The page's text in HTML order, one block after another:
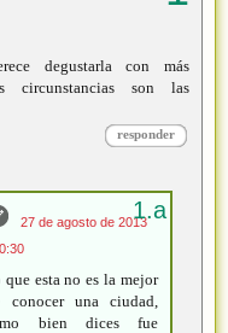
degustarla con más
circunstancias son las
responder
27 de agosto de 2013
que esta no es la mejor
conocer una ciudad,
bien dices fue